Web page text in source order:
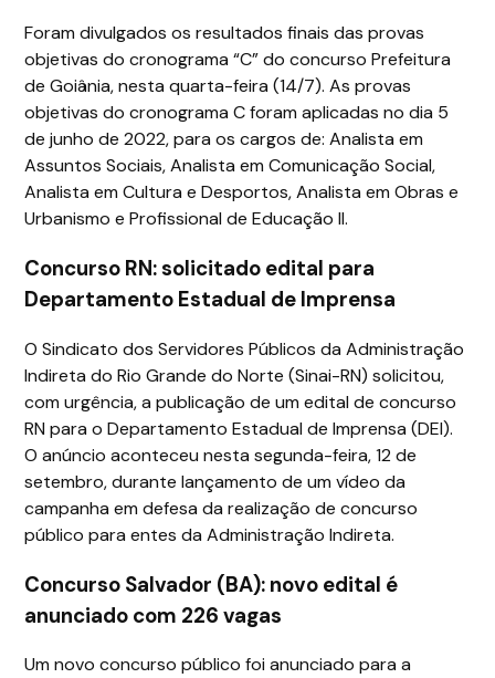
Foram divulgados os resultados finais das provas
objetivas do cronograma “C” do concurso Prefeitura
de Goiânia, nesta quarta-feira (14/7). As provas
objetivas do cronograma C foram aplicadas no dia 5
de junho de 2022, para os cargos de: Analista em
Assuntos Sociais, Analista em Comunicação Social,
Analista em Cultura e Desportos, Analista em Obras e
Urbanismo e Profissional de Educação II.
Concurso RN: solicitado edital para
Departamento Estadual de Imprensa
O Sindicato dos Servidores Públicos da Administração
Indireta do Rio Grande do Norte (Sinai-RN) solicitou,
com urgência, a publicação de um edital de concurso
RN para o Departamento Estadual de Imprensa (DEI).
O anúncio aconteceu nesta segunda-feira, 12 de
setembro, durante lançamento de um vídeo da
campanha em defesa da realização de concurso
público para entes da Administração Indireta.
Concurso Salvador (BA): novo edital é
anunciado com 226 vagas
Um novo concurso público foi anunciado para a